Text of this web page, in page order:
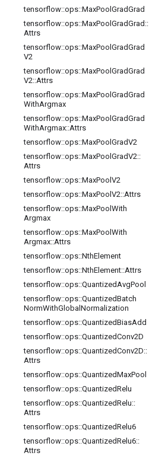
tensorflow::ops::MaxPool GradGrad
tensorflow::ops::MaxPool GradGrad ::
Attrs
tensorflow::ops::MaxPool GradGrad
V2
tensorflow::ops::MaxPool GradGrad
V2::Attrs
tensorflow::ops::MaxPool GradGrad
WithArgmax
tensorflow::ops::MaxPool GradGrad
WithArgmax::Attrs
tensorflow::ops::MaxPool GradV2
tensorflow::ops::MaxPool GradV2::
Attrs
tensorflow::ops::MaxPool V2
tensorflow::ops::MaxPool V2::Attrs
tensorflow::ops::MaxPool With
Argmax
tensorflow::ops::MaxPool With
Argmax::Attrs
tensorflow::ops::NthElement
tensorflow::ops::NthElement::Attrs
tensorflow::ops::QuantizedAvgPool
tensorflow::ops::QuantizedBatch
NormWithGlobal Normalization
tensorflow::ops::QuantizedBiasAdd
tensorflow::ops::QuantizedConv2D
tensorflow::ops::QuantizedConv2D::
Attrs
tensorflow::ops::QuantizedMaxPool
tensorflow::ops::QuantizedRelu
tensorflow::ops::QuantizedRelu::
Attrs
tensorflow::ops::QuantizedRelu6
tensorflow::ops::QuantizedRelu6::
Attrs